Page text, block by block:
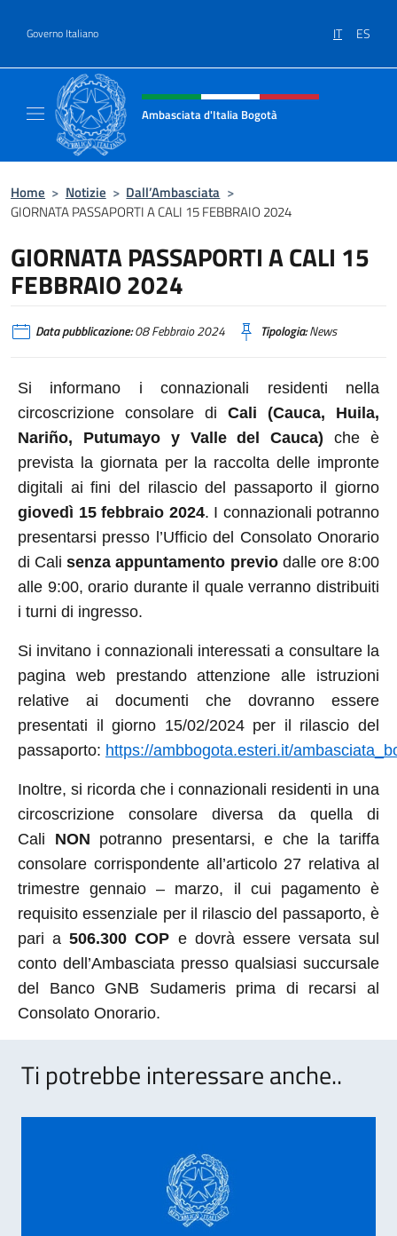
Governo Italiano IT ES
Intestazione sito, social e menù
Ambasciata d'Italia Bogotà
Home > Notizie > Dall’Ambasciata >
GIORNATA PASSAPORTI A CALI 15 FEBBRAIO 2024
GIORNATA PASSAPORTI A CALI 15
FEBBRAIO 2024
Data pubblicazione:08 Febbraio 2024 Tipologia:News
Si informano i connazionali residenti nella
circoscrizione consolare di Cali (Cauca, Huila,
Nariño, Putumayo y Valle del Cauca) che è
prevista la giornata per la raccolta delle impronte
digitali ai fini del rilascio del passaporto il giorno
giovedì 15 febbraio 2024. I connazionali potranno
presentarsi presso l’Ufficio del Consolato Onorario
di Calisenza appuntamento previodalle ore 8:00
alle 9:00, orario durante il quale verranno distribuiti
i turni di ingresso.
Si invitano i connazionali interessati a consultare la
pagina web prestando attenzione alle istruzioni
relative ai documenti che dovranno essere
presentati il giorno 15/02/2024 per il rilascio del
passaporto: https://ambbogota.esteri.it/
Inoltre, si ricorda che i connazionali residenti in una
circoscrizione consolare diversa da quella di
Cali NON potranno presentarsi, e che la tariffa
consolare corrispondente all’articolo 27 relativa al
trimestre gennaio – marzo, il cui pagamento è
requisito essenziale per il rilascio del passaporto, è
pari a506.300 COP e dovrà essere versata sul
conto dell’Ambasciata presso qualsiasi succursale
del Banco GNB Sudameris prima di recarsi al
Consolato Onorario.
Ti potrebbe interessare anche..